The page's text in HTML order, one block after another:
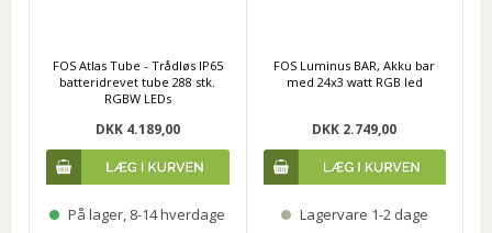
FOS Atlas Tube - Trådløs IP65
batteridrevet tube 288 stk.
RGBW LEDs
DKK 4.189,00
På lager, 8-14 hverdage
FOS Luminus BAR, Akku bar
med 24x3 watt RGB led
DKK 2.749,00
Lagervare 1-2 dage